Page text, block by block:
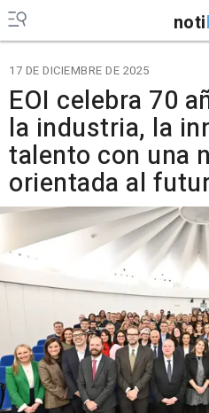
noti
17 DE DICIEMBRE DE 2025
EOI celebra 70
la industria, la
talento con una
orientada al